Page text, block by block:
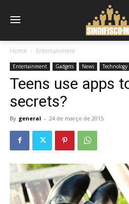
Home Entertainment
Entertainment Gadgets News Technology
Teens use apps
secrets?
By general - 24 de março de 2015